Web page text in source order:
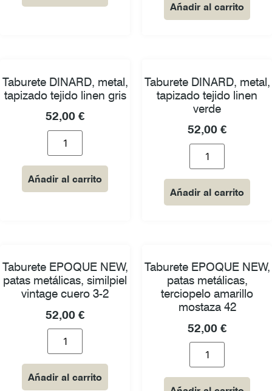
Añadir al carrito
Taburete DINARD, metal,
tapizado tejido linen gris
52,00 €
Añadir al carrito
Taburete DINARD, metal,
tapizado tejido linen
verde
52,00 €
Añadir al carrito
Taburete EPOQUE NEW,
patas metálicas, similpiel
vintage cuero 3-2
52,00 €
Añadir al carrito
Taburete EPOQUE NEW,
patas metálicas,
terciopelo amarillo
mostaza 42
52,00 €